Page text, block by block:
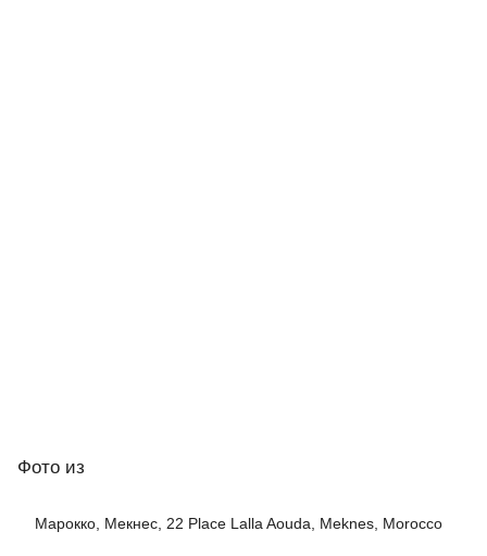
Фото из
Марокко, Мекнес, 22 Place Lalla Aouda, Meknes, Morocco